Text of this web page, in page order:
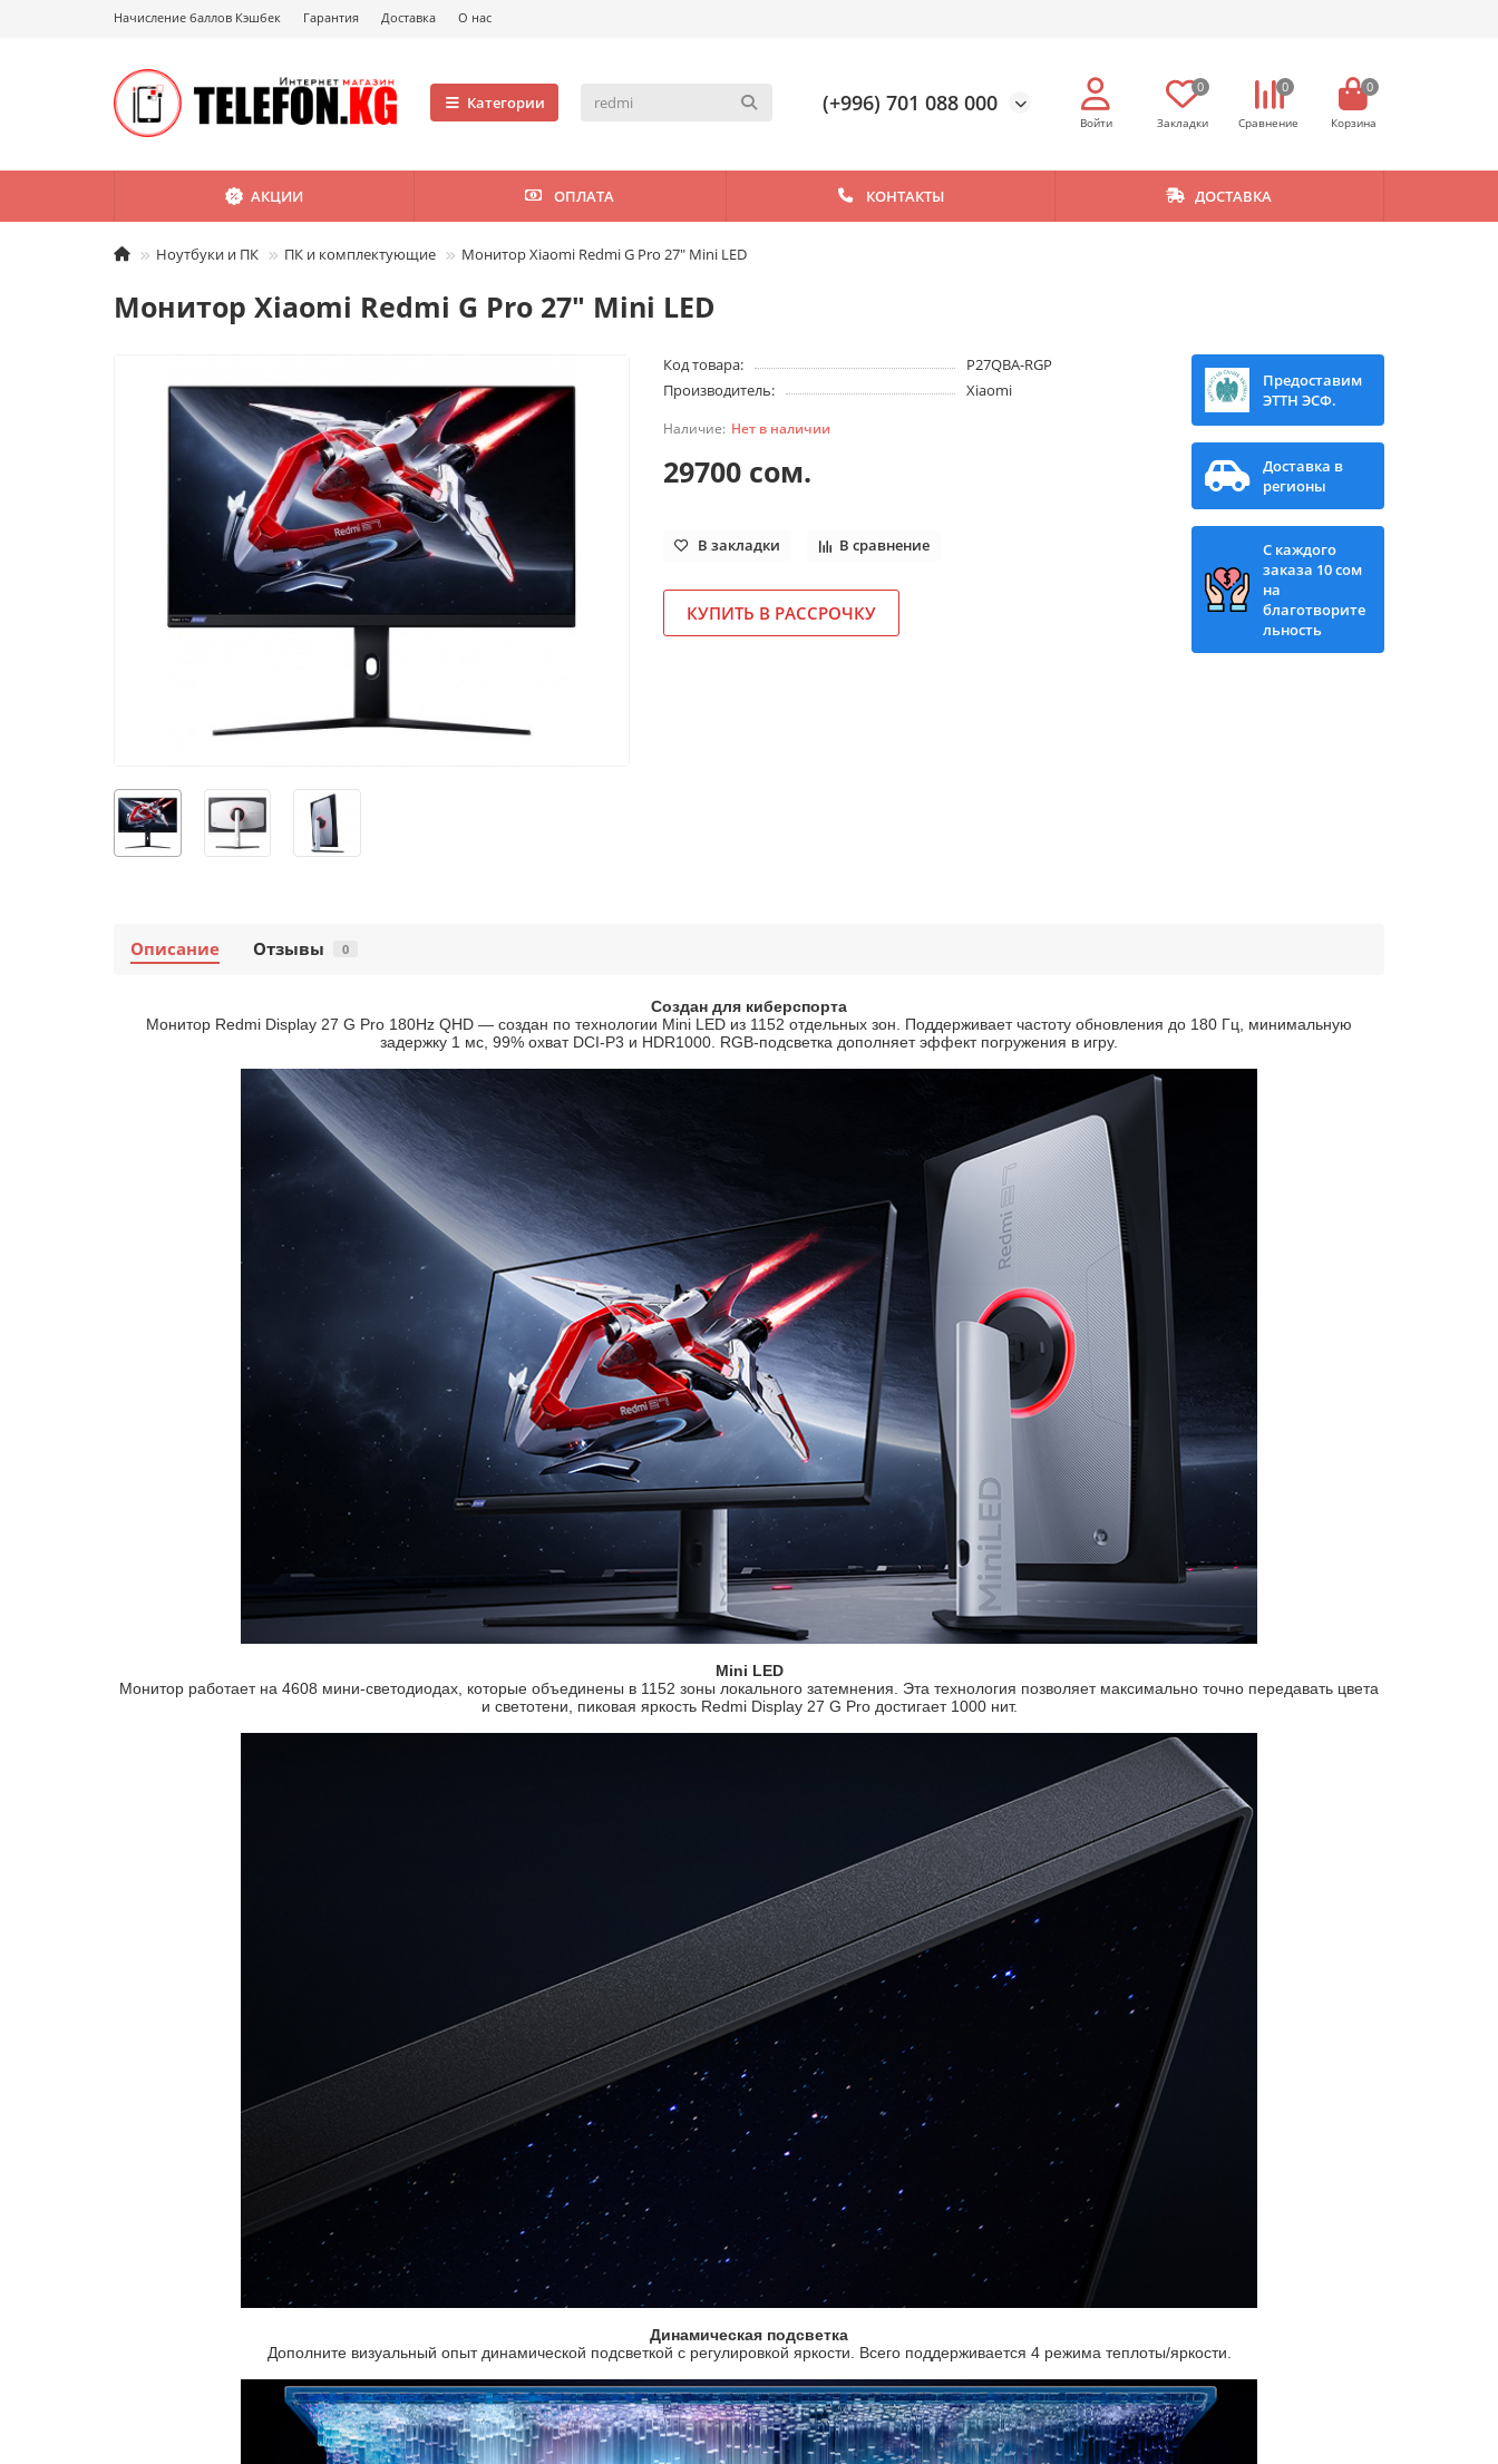
Начисление баллов Кэшбек Гарантия Доставка О нас
Категории (+996) 701 088 000
0 0 0
АКЦИИ ОПЛАТА КОНТАКТЫ ДОСТАВКА
Ноутбуки и ПК ПК и комплектующие Монитор Xiaomi Redmi G Pro 27" Mini LED
Монитор Xiaomi Redmi G Pro 27" Mini LED
Код товара:
P27QBA-RGP
Производитель:
Xiaomi
Нет в наличии
29700 сом.
В закладки В сравнение
КУПИТЬ В РАССРОЧКУ
Предоставим
ЭТТН ЭСФ.
Доставка в
регионы
С каждого
заказа 10 сом
на
благотворите
льность
Описание Отзывы 0
Создан для киберспорта
Монитор Redmi Display 27 G Pro 180Hz QHD — создан по технологии Mini LED из 1152 отдельных зон. Поддерживает частоту обновления до 180 Гц, минимальную
задержку 1 мс, 99% охват DCI-P3 и HDR1000. RGB-подсветка дополняет эффект погружения в игру.
Mini LED
Монитор работает на 4608 мини-светодиодах, которые объединены в 1152 зоны локального затемнения. Эта технология позволяет максимально точно передавать цвета
и светотени, пиковая яркость Redmi Display 27 G Pro достигает 1000 нит.
Динамическая подсветка
Дополните визуальный опыт динамической подсветкой с регулировкой яркости. Всего поддерживается 4 режима теплоты/яркости.